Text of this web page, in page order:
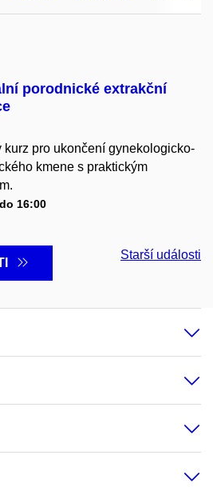
porodnické extrakční
kurz pro ukončení gynekologicko-
kmene s praktickým
16:00
Starší události